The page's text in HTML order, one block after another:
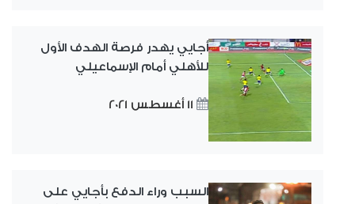
أجايي يهدر فرصة الهدف الأول
للأهلي أمام الإسماعيلي
11 أغسطس 2021
السبب وراء الدفع بأجايي على